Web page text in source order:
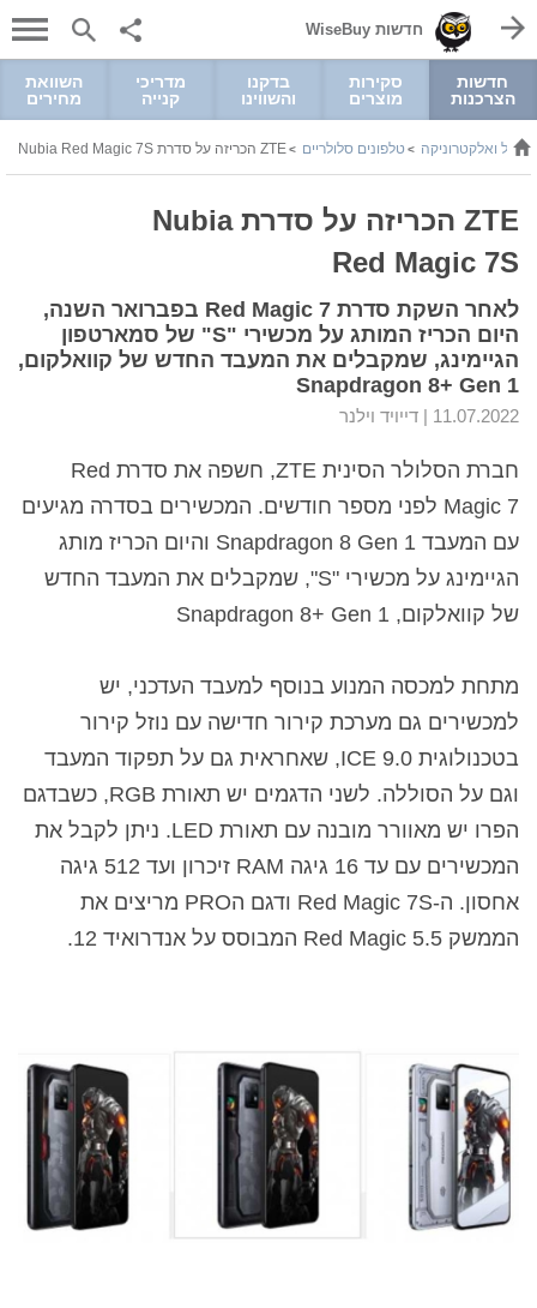
חדשות WiseBuy
חדשות
הצרכנות
סקירות
מוצרים
בדקנו
והשווינו
מדריכי
קנייה
השוואת
מחירים
חשמל ואלקטרוניקה > טלפונים סלולריים >ZTE הכריזה על סדרת Nubia Red Magic 7S
ZTE הכריזה על סדרת Nubia
Red Magic 7S
לאחר השקת סדרת Red Magic 7 בפברואר השנה,
היום הכריז המותג על מכשירי "S" של סמארטפון
הגיימינג, שמקבלים את המעבד החדש של קוואלקום,
Snapdragon 8+ Gen 1
11.07.2022 | דייויד וילנר
חברת הסלולר הסינית ZTE, חשפה את סדרת Red
Magic 7 לפני מספר חודשים. המכשירים בסדרה מגיעים
עם המעבד Snapdragon 8 Gen 1 והיום הכריז מותג
הגיימינג על מכשירי "S", שמקבלים את המעבד החדש
של קוואלקום, Snapdragon 8+ Gen 1
מתחת למכסה המנוע בנוסף למעבד העדכני, יש
למכשירים גם מערכת קירור חדישה עם נוזל קירור
בטכנולוגית ICE 9.0, שאחראית גם על תפקוד המעבד
וגם על הסוללה. לשני הדגמים יש תאורת RGB, כשבדגם
הפרו יש מאוורר מובנה עם תאורת LED. ניתן לקבל את
המכשירים עם עד 16 גיגה RAM זיכרון ועד 512 גיגה
אחסון. ה-Red Magic 7S ודגם הPRO מריצים את
הממשק Red Magic 5.5 המבוסס על אנדרואיד 12.